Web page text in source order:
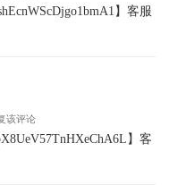
】客服
该评论
】客